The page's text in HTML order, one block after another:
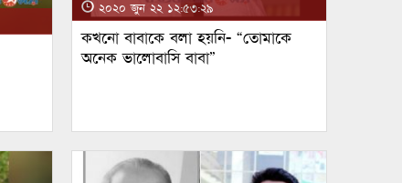
২০২০ জুন ২২ ১২:৫৩:২৯
কখনো বাবাকে বলা হয়নি- “তোমাকে
অনেক ভালোবাসি বাবা”